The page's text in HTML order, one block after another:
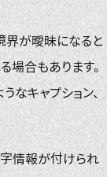
界が曖昧になると
場合もあります。
なキャプション、
字情報が付けられ